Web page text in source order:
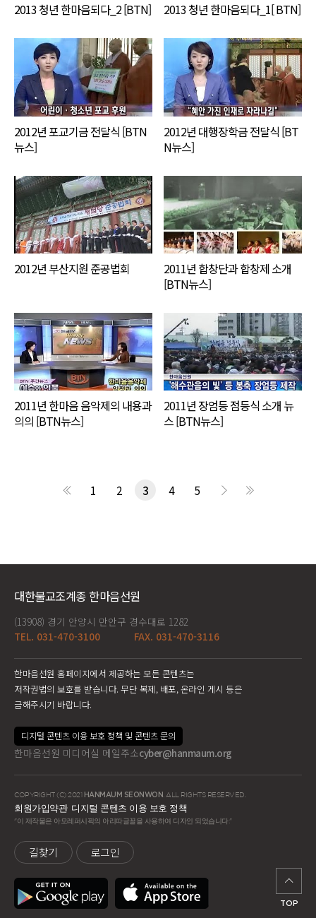
2013 청년 한마음되다_2 [BTN] 2013 청년 한마음되다_1[ BTN]
2012년 포교기금 전달식 [BTN
뉴스]
2012년 대행장학금 전달식 [BT
N뉴스]
2012년 부산지원 준공법회
2011년 합창단과 합창제 소개
[BTN뉴스]
2011년 한마음 음악제의 내용과
의의 [BTN뉴스]
2011년 장엄등 점등식 소개 뉴
스 [BTN뉴스]
1 2 3 4 5
대한불교조계종 한마음선원
(13908) 경기 안양시 만안구 경수대로 1282
TEL. 031-470-3100
FAX. 031-470-3116
한마음선원 홈페이지에서 제공하는 모든 콘텐츠는
저작권법의 보호를 받습니다. 무단 복제, 배포, 온라인 게시 등은
금해주시기 바랍니다.
디지털 콘텐츠 이용 보호 정책 및 콘텐츠 문의
한마음선원 미디어실 메일주소cyber@hanmaum.org
COPYRIGHT (C) 2021 HANMAUM SEONWON . ALL RIGHTS RESERVED.
회원가입약관 디지털 콘텐츠 이용 보호 정책
"이 제작물은 아모레퍼시픽의 아리따글꼴을 사용하여 디자인 되었습니다."
길찾기 로그인
TOP